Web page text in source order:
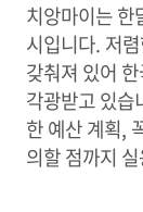
치앙마이는 한
시입니다. 저
갖춰져 있어
각광받고 있습
한 예산 계획,
의할 점까지